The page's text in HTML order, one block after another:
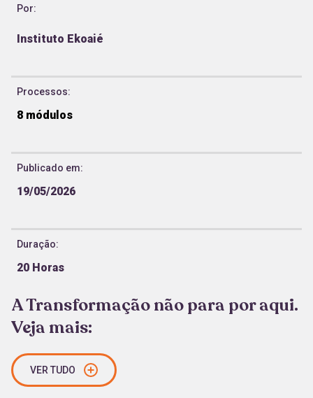
Por:
Instituto Ekoaié
Processos:
8 módulos
Publicado em:
19/05/2026
Duração:
20 Horas
A Transformação não para por aqui.
Veja mais:
VER TUDO